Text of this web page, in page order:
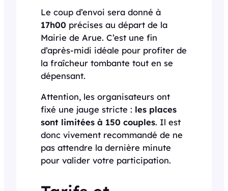
Le coup d’envoi sera donné à
17h00 précises au départ de la
Mairie de Arue. C’est une fin
d’après-midi idéale pour profiter de
la fraîcheur tombante tout en se
dépensant.
Attention, les organisateurs ont
fixé une jauge stricte : les places
sont limitées à 150 couples. Il est
donc vivement recommandé de ne
pas attendre la dernière minute
pour valider votre participation.